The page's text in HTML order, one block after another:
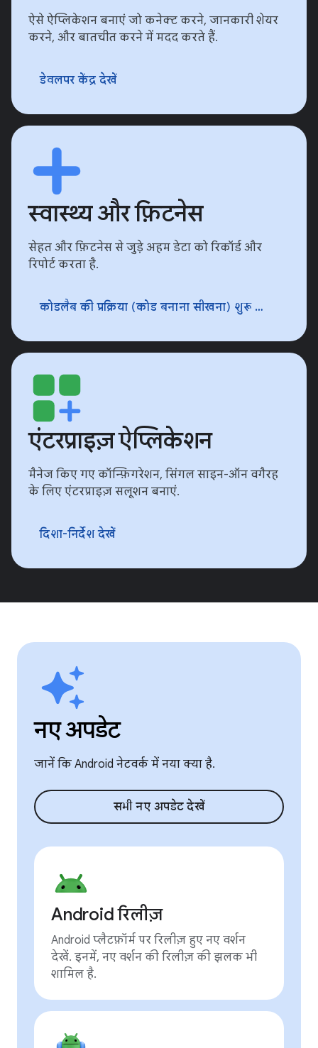
ऐसे ऐप्लिकेशन बनाएं जो कनेक्ट करने, जानकारी शेयर
करने, और बातचीत करने में मदद करते हैं.
डेवलपर केंद्र देखें
स्‍वास्‍थ्‍य और फ़िटनेस
सेहत और फ़िटनेस से जुड़े अहम डेटा को रिकॉर्ड और
रिपोर्ट करता है.
कोडलैब की प्रक्रिया (कोड बनाना सीखना) शुरू करें
एंटरप्राइज़ ऐप्लिकेशन
मैनेज किए गए कॉन्फ़िगरेशन, सिंगल साइन-ऑन वगैरह
के लिए एंटरप्राइज़ सलूशन बनाएं.
दिशा-निर्देश देखें
नए अपडेट
जानें कि Android नेटवर्क में नया क्या है.
सभी नए अपडेट देखें
Android रिलीज़
Android प्लैटफ़ॉर्म पर रिलीज़ हुए नए वर्शन
देखें. इनमें, नए वर्शन की रिलीज़ की झलक भी
शामिल है.